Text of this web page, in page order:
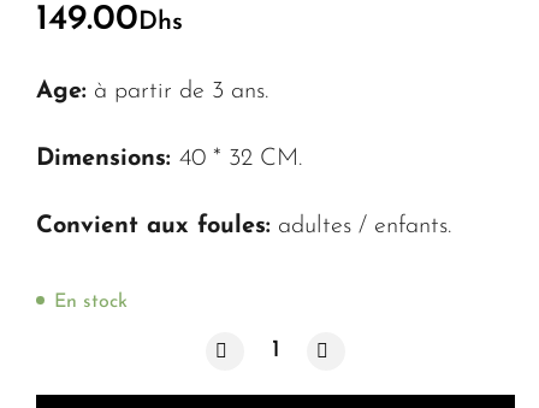
149.00 Dhs
Age: à partir de 3 ans.
Dimensions: 40 * 32 CM.
Convient aux foules: adultes / enfants.
En stock
quantité de Jeu de fléchettes